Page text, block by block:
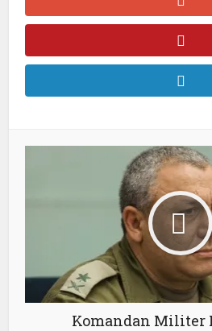
Komandan Militer